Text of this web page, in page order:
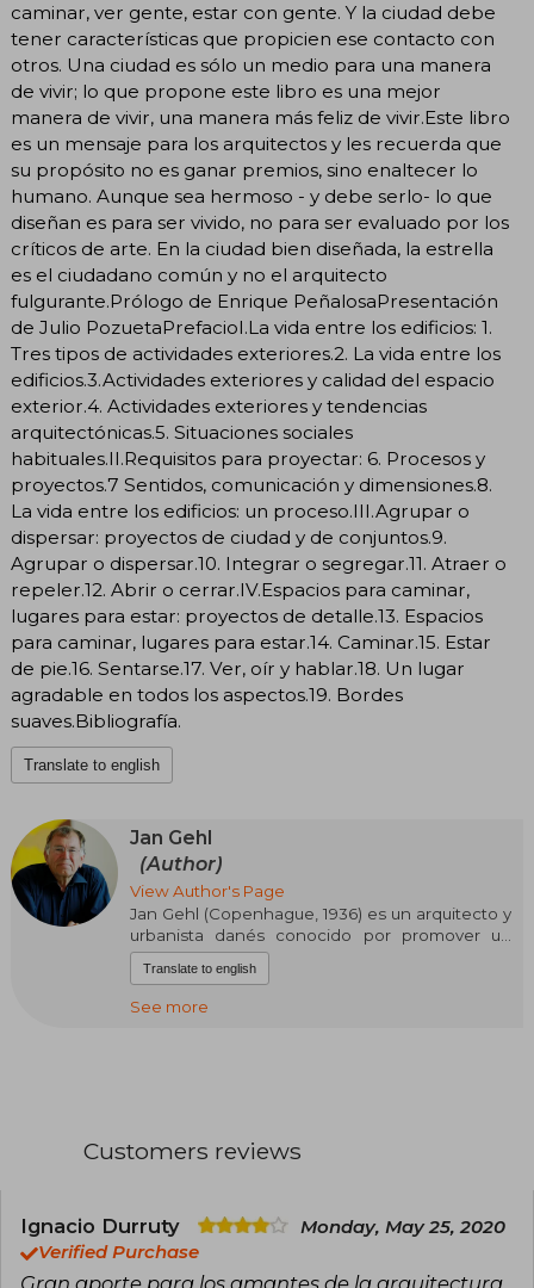
caminar, ver gente, estar con gente. Y la ciudad debe
tener características que propicien ese contacto con
otros. Una ciudad es sólo un medio para una manera
de vivir; lo que propone este libro es una mejor
manera de vivir, una manera más feliz de vivir.Este libro
es un mensaje para los arquitectos y les recuerda que
su propósito no es ganar premios, sino enaltecer lo
humano. Aunque sea hermoso - y debe serlo- lo que
diseñan es para ser vivido, no para ser evaluado por los
críticos de arte. En la ciudad bien diseñada, la estrella
es el ciudadano común y no el arquitecto
fulgurante.Prólogo de Enrique PeñalosaPresentación
de Julio PozuetaPrefacioI.La vida entre los edificios: 1.
Tres tipos de actividades exteriores.2. La vida entre los
edificios.3.Actividades exteriores y calidad del espacio
exterior.4. Actividades exteriores y tendencias
arquitectónicas.5. Situaciones sociales
habituales.II.Requisitos para proyectar: 6. Procesos y
proyectos.7 Sentidos, comunicación y dimensiones.8.
La vida entre los edificios: un proceso.III.Agrupar o
dispersar: proyectos de ciudad y de conjuntos.9.
Agrupar o dispersar.10. Integrar o segregar.11. Atraer o
repeler.12. Abrir o cerrar.IV.Espacios para caminar,
lugares para estar: proyectos de detalle.13. Espacios
para caminar, lugares para estar.14. Caminar.15. Estar
de pie.16. Sentarse.17. Ver, oír y hablar.18. Un lugar
agradable en todos los aspectos.19. Bordes
suaves.Bibliografía.
Translate to english
Jan Gehl
(Author)
View Author's Page
Jan Gehl (Copenhague, 1936) es un arquitecto y
urbanista danés conocido por promover un
urbanismo centrado en las personas. Formado
en la Real Academia Danesa de Bellas Artes, ha
dedicado su carrera a estudiar cómo el diseño
para la gente, y fundador de Gehl Architects,
para impulsar modelos de ciudad más
sostenibles, humanas y habitables.
Translate to english
See more
Customers reviews
Ignacio Durruty
Monday, May 25, 2020
Verified Purchase